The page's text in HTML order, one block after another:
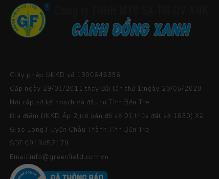
Giấy phép ĐKKD số 1300646396
Cấp ngày 29/01/2011.thay đổi lần thứ 1:ngày 20/05/2020
Nơi cấp sở kế hoạch và đầu tư Tỉnh Bến Tre
Địa điểm ĐKKD:Ấp 2,(tờ bản đồ số 01,thửa đất số 1630),Xã
Giao Long,Huyện Châu Thành,Tỉnh Bến Tre
SDT:0913457179
Email:info@greenfield.com.vn